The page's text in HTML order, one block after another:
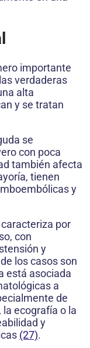
importante
verdaderas
alta
y se tratan
se
con poca
también afecta
tienen
y
por
con
y
los casos son
está asociada
a
de
ecografía o la
y
(27).